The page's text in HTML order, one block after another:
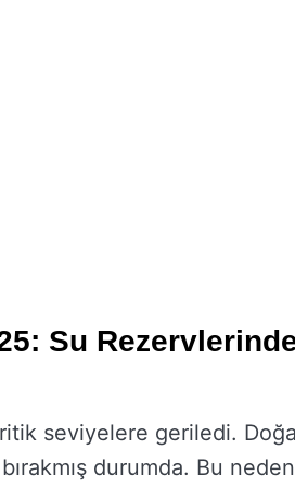
Su
seviyelere geriledi.
durumda. Bu